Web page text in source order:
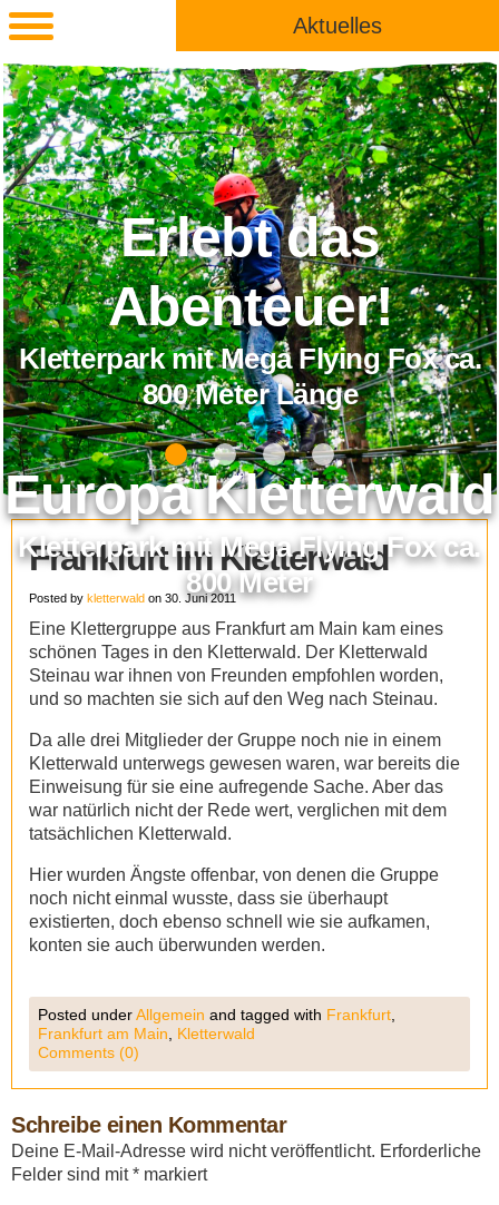
Aktuelles
Erlebt das
Abenteuer!
Kletterpark mit Mega Flying Fox ca.
800 Meter Länge
Europa Kletterwald
Kletterpark mit Mega Flying Fox ca.
800 Meter
Frankfurt im Kletterwald
Posted by kletterwald on 30. Juni 2011
Eine Klettergruppe aus Frankfurt am Main kam eines
schönen Tages in den Kletterwald. Der Kletterwald
Steinau war ihnen von Freunden empfohlen worden,
und so machten sie sich auf den Weg nach Steinau.
Da alle drei Mitglieder der Gruppe noch nie in einem
Kletterwald unterwegs gewesen waren, war bereits die
Einweisung für sie eine aufregende Sache. Aber das
war natürlich nicht der Rede wert, verglichen mit dem
tatsächlichen Kletterwald.
Hier wurden Ängste offenbar, von denen die Gruppe
noch nicht einmal wusste, dass sie überhaupt
existierten, doch ebenso schnell wie sie aufkamen,
konten sie auch überwunden werden.
Posted underAllgemein and tagged with Frankfurt,
Frankfurt am Main, Kletterwald
Comments (0)
Schreibe einen Kommentar
Deine E-Mail-Adresse wird nicht veröffentlicht. Erforderliche
Felder sind mit* markiert